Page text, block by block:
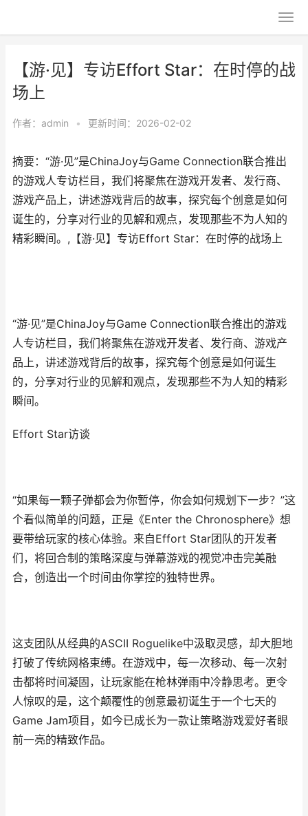
【游·见】专访Effort Star：在时停的战
场上
作者： admin • 更新时间：2026-02-02
摘要：​“游·见”是ChinaJoy与Game Connection联合推出
的游戏人专访栏目，我们将聚焦在游戏开发者、发行商、
游戏产品上，讲述游戏背后的故事，探究每个创意是如何
诞生的，分享对行业的见解和观点，发现那些不为人知的
精彩瞬间。,【游·见】专访Effort Star：在时停的战场上
“游·见”是ChinaJoy与Game Connection联合推出的游戏
人专访栏目，我们将聚焦在游戏开发者、发行商、游戏产
品上，讲述游戏背后的故事，探究每个创意是如何诞生
的，分享对行业的见解和观点，发现那些不为人知的精彩
瞬间。
Effort Star访谈
“如果每一颗子弹都会为你暂停，你会如何规划下一步？”这
个看似简单的问题，正是《Enter the Chronosphere》想
要带给玩家的核心体验。来自Effort Star团队的开发者
们，将回合制的策略深度与弹幕游戏的视觉冲击完美融
合，创造出一个时间由你掌控的独特世界。
这支团队从经典的ASCII Roguelike中汲取灵感，却大胆地
打破了传统网格束缚。在游戏中，每一次移动、每一次射
击都将时间凝固，让玩家能在枪林弹雨中冷静思考。更令
人惊叹的是，这个颠覆性的创意最初诞生于一个七天的
Game Jam项目，如今已成长为一款让策略游戏爱好者眼
前一亮的精致作品。